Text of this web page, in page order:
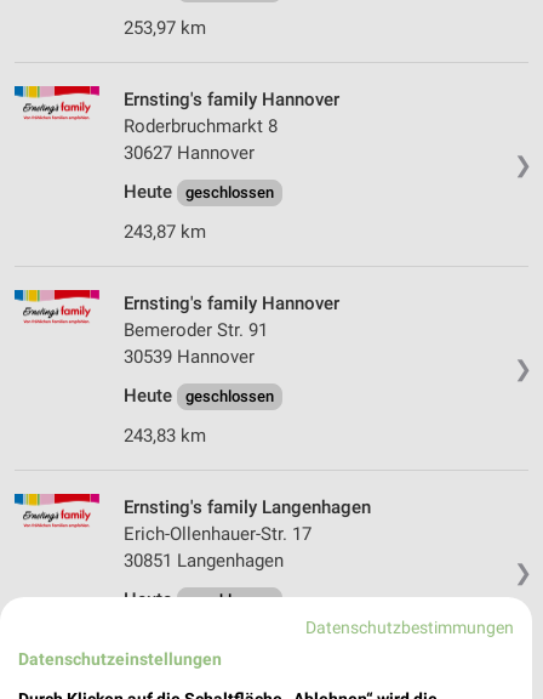
253,97 km
❯
Ernsting's family Hannover
Roderbruchmarkt 8
30627 Hannover
Heute
geschlossen
243,87 km
❯
Ernsting's family Hannover
Bemeroder Str. 91
30539 Hannover
Heute
geschlossen
243,83 km
❯
Ernsting's family Langenhagen
Erich-Ollenhauer-Str. 17
30851 Langenhagen
Heute geschlossen
Datenschutzbestimmungen
Datenschutzeinstellungen